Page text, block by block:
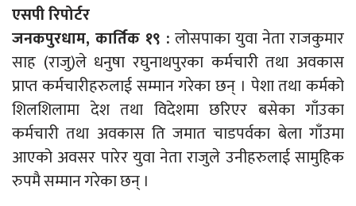
एसपी रिपोर्टर
जनकपुरधाम, कार्तिक १९ : लोसपाका युवा नेता राजकुमार
साह (राजु)ले धनुषा रघुनाथपुरका कर्मचारी तथा अवकास
प्राप्त कर्मचारीहरुलाई सम्मान गरेका छन् । पेशा तथा कर्मको
शिलशिलामा देश तथा विदेशमा छरिएर बसेका गाँउका
कर्मचारी तथा अवकास ति जमात चाडपर्वका बेला गाँउमा
आएको अवसर पारेर युवा नेता राजुले उनीहरुलाई सामुहिक
रुपमै सम्मान गरेका छन् ।